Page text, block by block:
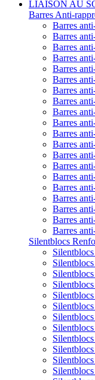
LIAISON AU
Barres Anti-
Barres
Barres
Barres
Barres
Barres
Barres
Barres
Barres
Barres
Barres
Barres
Barres
Barres
Barres
Barres
Barres
Barres
Barres
Barres
Barres
Silentblocs